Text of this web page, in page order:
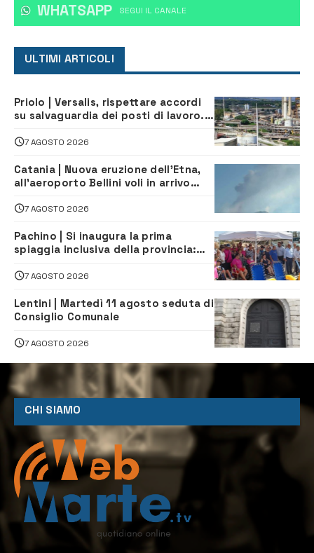
WHATSAPP ‎SEGUI IL CANALE
ULTIMI ARTICOLI
Priolo | Versalis, rispettare accordi
su salvaguardia dei posti di lavoro. Il
7 AGOSTO 2026
Catania | Nuova eruzione dell’Etna,
all’aeroporto Bellini voli in arrivo
7 AGOSTO 2026
Pachino | Si inaugura la prima
spiaggia inclusiva della provincia:
tutti
7 AGOSTO 2026
Lentini | Martedì 11 agosto seduta di
Consiglio Comunale
7 AGOSTO 2026
CHI SIAMO